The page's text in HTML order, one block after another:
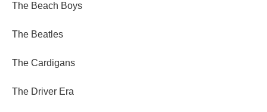
The Beach Boys
The Beatles
The Cardigans
The Driver Era